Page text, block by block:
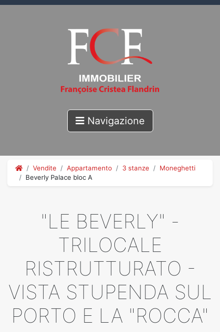
Navigazione
Vendite Appartamento 3 stanze
Moneghetti
Beverly Palace bloc A
"LE BEVERLY" -
TRILOCALE
RISTRUTTURATO -
VISTA STUPENDA SUL
PORTO E LA "ROCCA"